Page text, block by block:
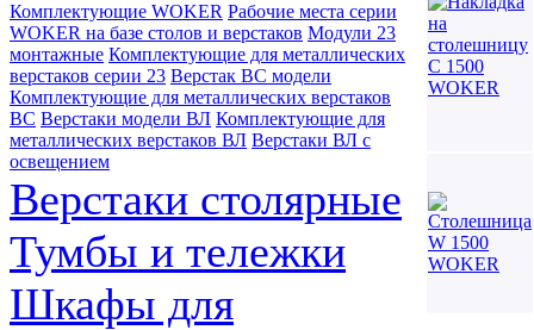
Комплектующие WOKER Рабочие места серии
WOKER на базе столов и верстаков Модули 23
монтажные Комплектующие для металлических
верстаков серии 23 Верстак ВС модели
Комплектующие для металлических верстаков
ВС Верстаки модели ВЛ Комплектующие для
металлических верстаков ВЛ Верстаки ВЛ с
освещением
Верстаки столярные
Тумбы и тележки
Шкафы для